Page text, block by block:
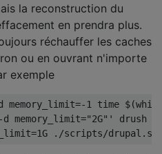
la reconstruction du
en prendra plus.
réchauffer les caches
ou en ouvrant n'importe
exemple
memory_limit=-1 time $(
memory_limit="2G"'
drush
=1G ./scripts/drupal .